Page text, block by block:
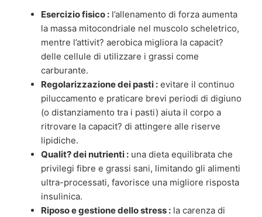
Esercizio fisico : l’allenamento di forza aumenta
la massa mitocondriale nel muscolo scheletrico,
mentre l’attivit? aerobica migliora la capacit?
delle cellule di utilizzare i grassi come
carburante.
Regolarizzazione dei pasti : evitare il continuo
piluccamento e praticare brevi periodi di digiuno
(o distanziamento tra i pasti) aiuta il corpo a
ritrovare la capacit? di attingere alle riserve
lipidiche.
Qualit? dei nutrienti : una dieta equilibrata che
privilegi fibre e grassi sani, limitando gli alimenti
ultra-processati, favorisce una migliore risposta
insulinica.
Riposo e gestione dello stress : la carenza di